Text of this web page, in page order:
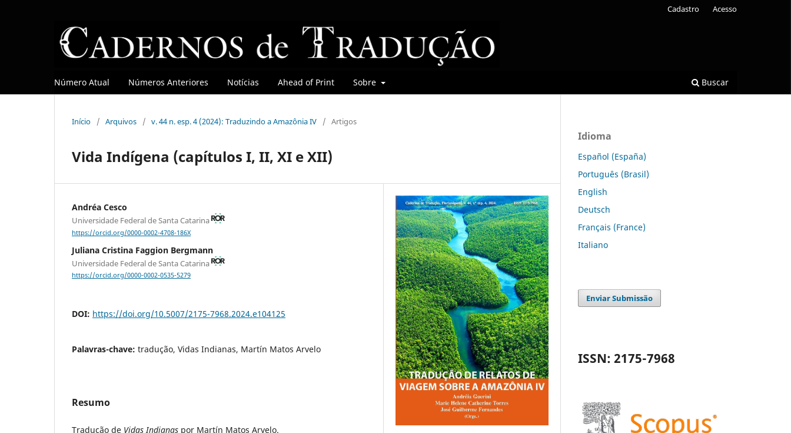
Número Atual Números Anteriores Notícias Ahead of Print Sobre Buscar
Cadastro Acesso
Início / Arquivos / v. 44 n. esp. 4 (2024): Traduzindo a Amazônia IV / Artigos
Vida Indígena (capítulos I, II, XI e XII)
Andréa Cesco
Universidade Federal de Santa Catarina
https://orcid.org/0000-0002-4708-186X
Juliana Cristina Faggion Bergmann
Universidade Federal de Santa Catarina
https://orcid.org/0000-0002-0535-5279
DOI: https://doi.org/10.5007/2175-7968.2024.e104125
Palavras-chave: tradução, Vidas Indianas, Martín Matos Arvelo
Resumo
Tradução de Vidas Indianas por Martín Matos Arvelo.
Idioma
Español (España)
Português (Brasil)
English
Deutsch
Français (France)
Italiano
Enviar Submissão
ISSN: 2175-7968